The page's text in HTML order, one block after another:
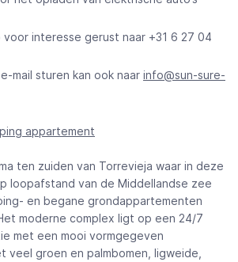
voor interesse gerust naar +31 6 27 04
mail sturen kan ook naar info@sun-sure-
appartement
ten zuiden van Torrevieja waar in deze
loopafstand van de Middellandse zee
en begane grondappartementen
moderne complex ligt op een 24/7
met een mooi vormgegeven
veel groen en palmbomen, ligweide,